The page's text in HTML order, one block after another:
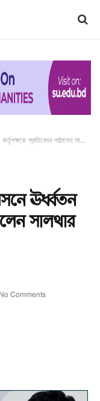
প্রতিবেদন পাঠালেন সালথার ইউএনও
ঊর্ধ্বতন
সালথার
No Comments